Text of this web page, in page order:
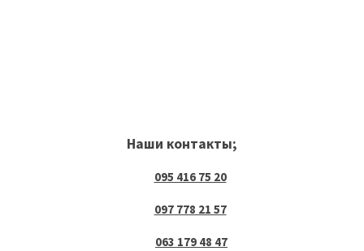
Наши контакты;
095 416 75 20
097 778 21 57
063 179 48 47